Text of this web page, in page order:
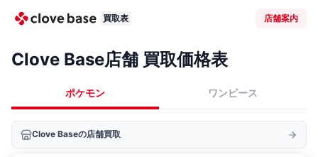
買取表 店舗案内
Clove Base店舗 買取価格表
ポケモン ワンピース
Clove Baseの店舗買取